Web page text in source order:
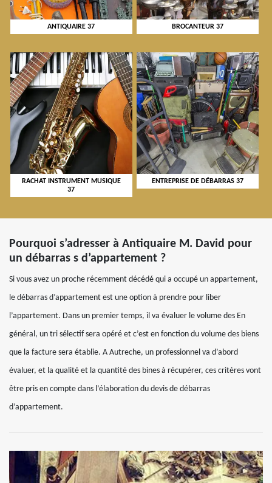
ANTIQUAIRE 37 BROCANTEUR 37
RACHAT INSTRUMENT MUSIQUE
37
ENTREPRISE DE DÉBARRAS 37
Pourquoi s’adresser à Antiquaire M. David pour
un débarras s d’appartement ?
Si vous avez un proche récemment décédé qui a occupé un appartement,
le débarras d’appartement est une option à prendre pour liber
l’appartement. Dans un premier temps, il va évaluer le volume des En
général, un tri sélectif sera opéré et c’est en fonction du volume des biens
que la facture sera établie. A Autreche, un professionnel va d’abord
évaluer, et la qualité et la quantité des bines à récupérer, ces critères vont
être pris en compte dans l’élaboration du devis de débarras
d’appartement.